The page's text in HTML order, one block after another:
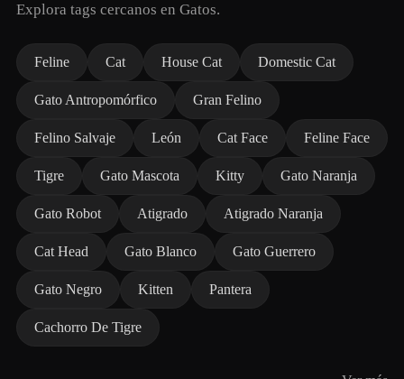
Explora tags cercanos en Gatos.
Feline Cat House Cat Domestic Cat
Gato Antropomórfico Gran Felino
Felino Salvaje León Cat Face Feline Face
Tigre Gato Mascota Kitty Gato Naranja
Gato Robot Atigrado Atigrado Naranja
Cat Head Gato Blanco Gato Guerrero
Gato Negro Kitten Pantera
Cachorro De Tigre